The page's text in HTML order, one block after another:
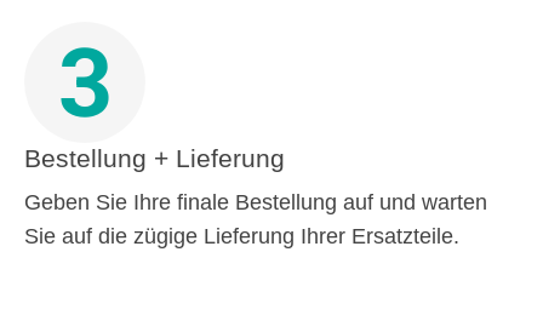
3
Bestellung + Lieferung
Geben Sie Ihre finale Bestellung auf und warten
Sie auf die zügige Lieferung Ihrer Ersatzteile.